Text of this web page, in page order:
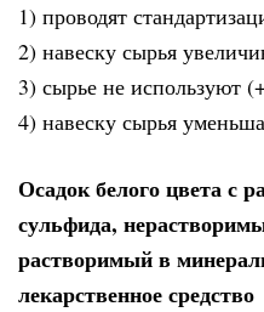
1) проводят
2) навеску сырья
3) сырье не используют
4) навеску сырья
Осадок белого цвета с
сульфида,
растворимый в
лекарственное средство